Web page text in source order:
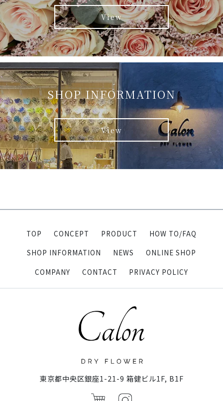
View
SHOP INFORMATION
View
TOP CONCEPT PRODUCT
HOW TO/FAQ
SHOP INFORMATION
NEWS
ONLINE SHOP
COMPANY
CONTACT PRIVACY POLICY
東京都中央区銀座1-21-9 箱健ビル1F, B1F